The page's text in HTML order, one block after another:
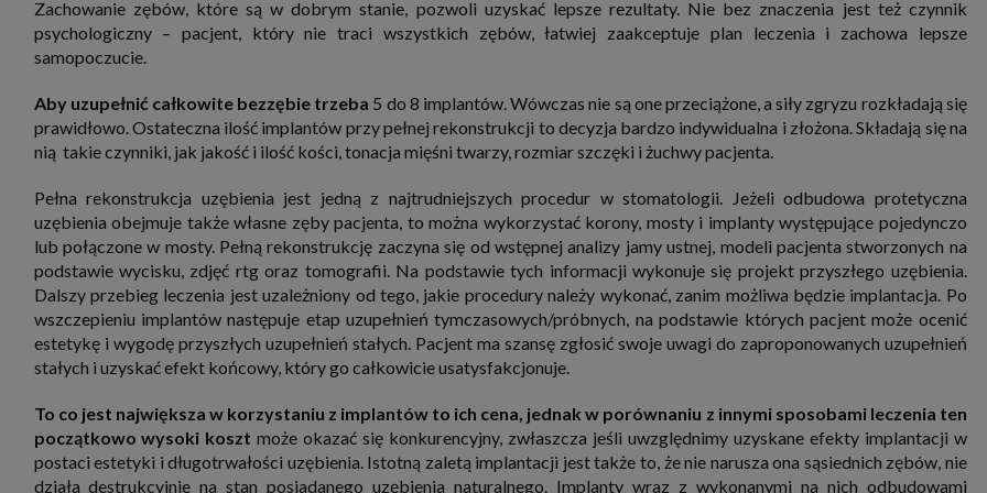
zbierania i przetwarzania danych osobowych w celu personalizowania treści i reklam oraz analizowania
stronach, aplikacjach i w Internecie. W ten sposób technologię tę wykorzystują również podmioty z
SAGIER oraz nasi Zaufani Partnerzy, którzy także chcą dopasowywać reklamy do Twoich preferencji.
funkcjonowania znajdziesz pod tym linkiem. Pod tym linkiem znajdziesz także informację o tym jak
ustawienia przeglądarki, aby ograniczyć lub wyłączyć funkcjonowanie plików cookies itp. oraz jak
pliki z Twojego urządzenia.
Twoje uprawnienia
Przysługują Ci następujące uprawnienia wobec Twoich danych i ich przetwarzania przez nas, inne
Grupy SAGIER i Zaufanych Partnerów:
1. Jeśli udzieliłeś zgody na przetwarzanie danych możesz ją w każdej chwili wycofać (cofnięcie zgody
nie uchyli zgodności z prawem przetwarzania już dokonanego na jej podstawie);
2. Masz również prawo żądania dostępu do Twoich danych osobowych, ich sprostowania,
ograniczenia przetwarzania, prawo do przeniesienia danych, wyrażenia sprzeciwu wobec przetwarzania
oraz prawo do wniesienia skargi do organu nadzorczego, którym w Polsce jest Prezes Urzędu Ochrony
Osobowych.Pod tym adresem znajdziesz dodatkowe informacje dotyczące przetwarzania danych i
uprawnień.
Zachowanie zębów, które są w dobrym stanie, pozwoli uzyskać lepsze rezultaty. Nie bez znaczenia jest też czynnik
psychologiczny – pacjent, który nie traci wszystkich zębów, łatwiej zaakceptuje plan leczenia i zachowa lepsze
samopoczucie.
Aby uzupełnić całkowite bezzębie trzeba 5 do 8 implantów. Wówczas nie są one przeciążone, a siły zgryzu rozkładają się
prawidłowo. Ostateczna ilość implantów przy pełnej rekonstrukcji to decyzja bardzo indywidualna i złożona. Składają się na
nią takie czynniki, jak jakość i ilość kości, tonacja mięśni twarzy, rozmiar szczęki i żuchwy pacjenta.
Pełna rekonstrukcja uzębienia jest jedną z najtrudniejszych procedur w stomatologii. Jeżeli odbudowa protetyczna
uzębienia obejmuje także własne zęby pacjenta, to można wykorzystać korony, mosty i implanty występujące pojedynczo
lub połączone w mosty. Pełną rekonstrukcję zaczyna się od wstępnej analizy jamy ustnej, modeli pacjenta stworzonych na
podstawie wycisku, zdjęć rtg oraz tomografii. Na podstawie tych informacji wykonuje się projekt przyszłego uzębienia.
Dalszy przebieg leczenia jest uzależniony od tego, jakie procedury należy wykonać, zanim możliwa będzie implantacja. Po
wszczepieniu implantów następuje etap uzupełnień tymczasowych/próbnych, na podstawie których pacjent może ocenić
estetykę i wygodę przyszłych uzupełnień stałych. Pacjent ma szansę zgłosić swoje uwagi do zaproponowanych uzupełnień
stałych i uzyskać efekt końcowy, który go całkowicie usatysfakcjonuje.
To co jest największa w korzystaniu z implantów to ich cena, jednak w porównaniu z innymi sposobami leczenia ten
początkowo wysoki koszt może okazać się konkurencyjny, zwłaszcza jeśli uwzględnimy uzyskane efekty implantacji w
postaci estetyki i długotrwałości uzębienia. Istotną zaletą implantacji jest także to, że nie narusza ona sąsiednich zębów, nie
działa destrukcyjnie na stan posiadanego uzębienia naturalnego. Implanty wraz z wykonanymi na nich odbudowami